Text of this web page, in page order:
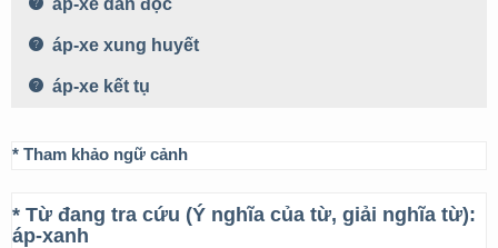
áp-xe dẫn độc
áp-xe xung huyết
áp-xe kết tụ
* Tham khảo ngữ cảnh
* Từ đang tra cứu (Ý nghĩa của từ, giải nghĩa từ):
áp-xanh